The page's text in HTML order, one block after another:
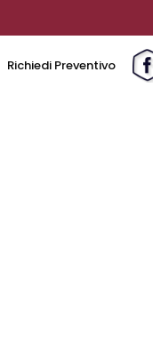
Richiedi Preventivo